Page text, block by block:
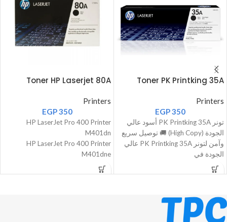
Toner PK Printking 35A
Printers
EGP350
تونر PK Printking 35A أسود عالي
الجودة (High Copy) 🚚 توصيل سريع
وآمن لتونر PK Printking 35A عالي
الجودة في
Toner HP Laserjet 80A
Printers
EGP350
HP LaserJet Pro 400 Printer
M401dn
HP LaserJet Pro 400 Printer
M401dne
HP LaserJet Pro 400 Printer
M401dw